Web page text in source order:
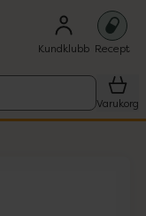
Kundklubb Recept
Varukorg